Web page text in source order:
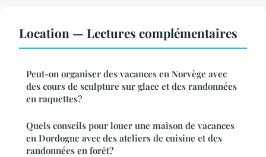
Location — Lectures complémentaires
Peut-on organiser des vacances en Norvège avec
des cours de sculpture sur glace et des randonnées
en raquettes?
Quels conseils pour louer une maison de vacances
en Dordogne avec des ateliers de cuisine et des
randonnées en forêt?